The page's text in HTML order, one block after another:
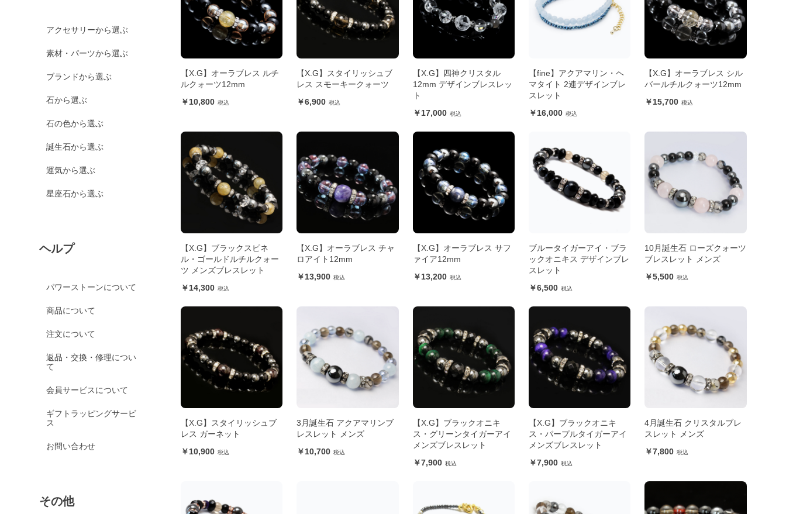
アクセサリーから選ぶ
素材・パーツから選ぶ
ブランドから選ぶ
石から選ぶ
石の色から選ぶ
誕生石から選ぶ
運気から選ぶ
星座石から選ぶ
ヘルプ
パワーストーンについて
商品について
注文について
返品・交換・修理につい
て
会員サービスについて
ギフトラッピングサービ
ス
お問い合わせ
その他
【X.G】オーラブレス ルチ
ルクォーツ12mm
10,800
【X.G】スタイリッシュブ
レス スモーキークォーツ
6,900
【X.G】四神クリスタル
12mm デザインブレスレッ
ト
17,000
【fine】アクアマリン・ヘ
マタイト 2連デザインブレ
スレット
16,000
【X.G】オーラブレス シル
バールチルクォーツ12mm
15,700
【X.G】ブラックスピネ
ル・ゴールドルチルクォー
ツ メンズブレスレット
14,300
【X.G】オーラブレス チャ
ロアイト12mm
13,900
【X.G】オーラブレス サフ
ァイア12mm
13,200
ブルータイガーアイ・ブラ
ックオニキス デザインブレ
スレット
6,500
10月誕生石 ローズクォーツ
ブレスレット メンズ
5,500
【X.G】スタイリッシュブ
レス ガーネット
10,900
3月誕生石 アクアマリンブ
レスレット メンズ
10,700
【X.G】ブラックオニキ
ス・グリーンタイガーアイ
メンズブレスレット
7,900
【X.G】ブラックオニキ
ス・パープルタイガーアイ
メンズブレスレット
7,900
4月誕生石 クリスタルブレ
スレット メンズ
7,800